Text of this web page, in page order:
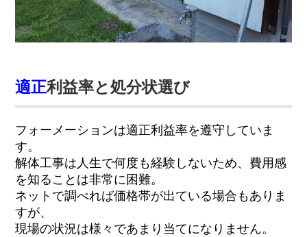
適正利益率と処分状選び
フォーメーションは適正利益率を遵守していま
す。
解体工事は人生で何度も経験しないため、費用感
を知ることは非常に困難。
ネットで調べれば価格帯が出ている場合もありま
すが、
現場の状況は様々であまり当てになりません。